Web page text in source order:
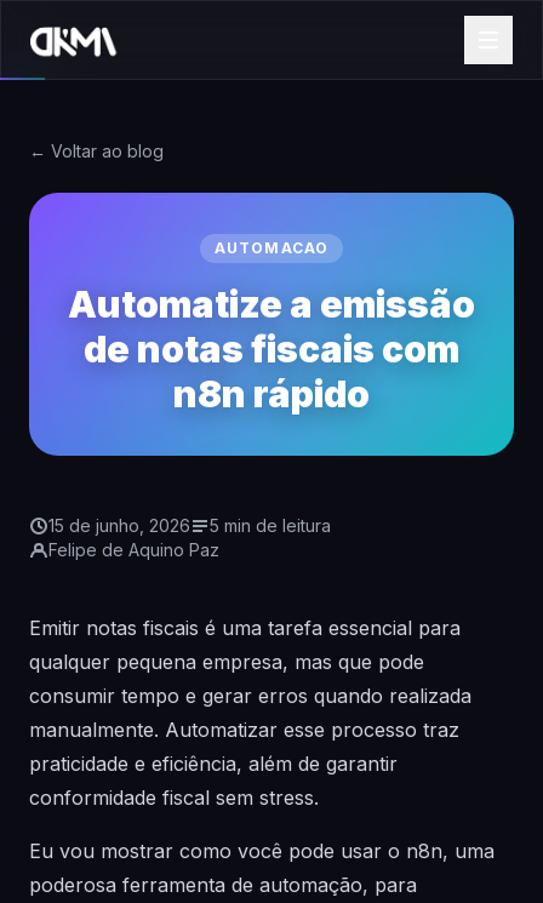
← Voltar ao blog
AUTOMACAO
Automatize a emissão
de notas fiscais com
n8n rápido
15 de junho, 2026
5 min de leitura
Felipe de Aquino Paz
Emitir notas fiscais é uma tarefa essencial para
qualquer pequena empresa, mas que pode
consumir tempo e gerar erros quando realizada
manualmente. Automatizar esse processo traz
praticidade e eficiência, além de garantir
conformidade fiscal sem stress.
Eu vou mostrar como você pode usar o n8n, uma
poderosa ferramenta de automação, para